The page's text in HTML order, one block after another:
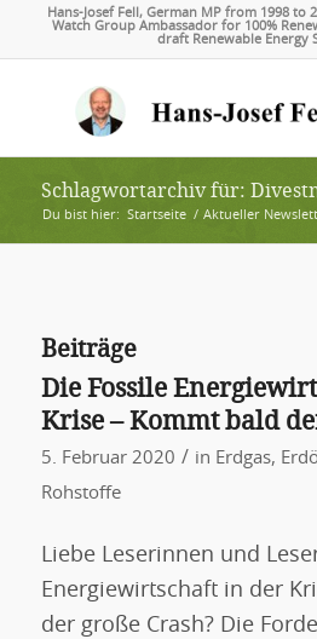
Hans-Josef Fell, German MP from 1998 to
Watch Group Ambassador for 100%
draft Renewable Energy
Schlagwortarchiv für:
Du bist hier: Startseite / Aktueller
Beiträge
Die Fossile
Krise – Kommt bald
5. Februar 2020 / in Erdgas,
Rohstoffe
Liebe Leserinnen und
Energiewirtschaft in der
der große Crash? Die